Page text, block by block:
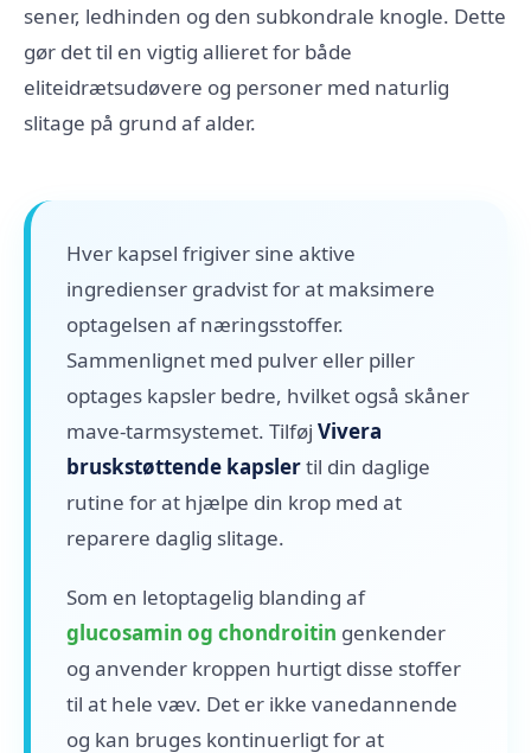
sener, ledhinden og den subkondrale knogle. Dette
gør det til en vigtig allieret for både
eliteidrætsudøvere og personer med naturlig
slitage på grund af alder.
Hver kapsel frigiver sine aktive
ingredienser gradvist for at maksimere
optagelsen af næringsstoffer.
Sammenlignet med pulver eller piller
optages kapsler bedre, hvilket også skåner
mave-tarmsystemet. Tilføj Vivera
bruskstøttende kapslertil din daglige
rutine for at hjælpe din krop med at
reparere daglig slitage.
Som en letoptagelig blanding af
glucosamin og chondroitin genkender
og anvender kroppen hurtigt disse stoffer
til at hele væv. Det er ikke vanedannende
og kan bruges kontinuerligt for at